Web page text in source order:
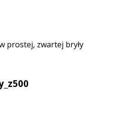
prostej, zwartej bryły